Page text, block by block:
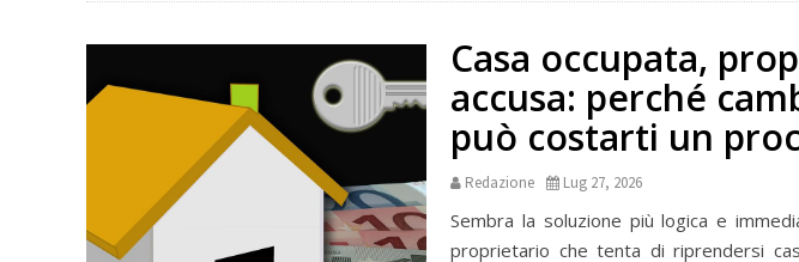
Casa occupata,
accusa: perché
può costarti un
Redazione Lug 27, 2026
Sembra la soluzione più logica e
proprietario che tenta di riprendersi